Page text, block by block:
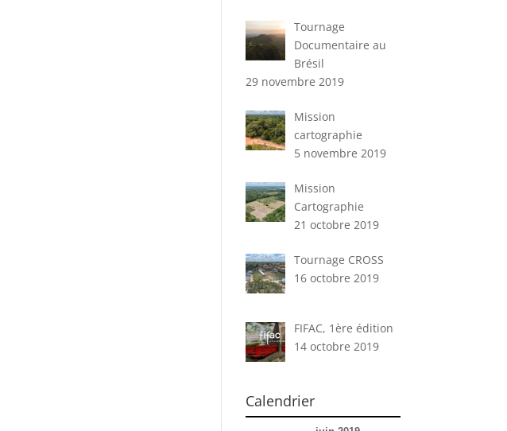
Tournage
Documentaire au
Brésil
29 novembre 2019
Mission
cartographie
5 novembre 2019
Mission
Cartographie
21 octobre 2019
Tournage CROSS
16 octobre 2019
FIFAC, 1ère édition
14 octobre 2019
Calendrier